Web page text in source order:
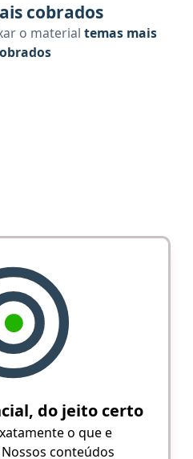
cobrados
o material temas mais
do jeito certo
o que e
conteúdos